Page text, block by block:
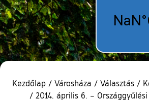
Kezdőlap / Városháza / Választás /
/ 2014. április 6. –